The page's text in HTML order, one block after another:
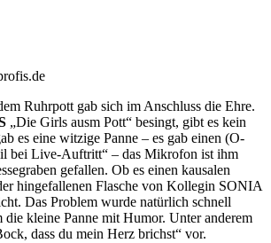
Ruhrpott gab sich im Anschluss die Ehre.
„Die Girls ausm Pott“ besingt, gibt es kein
es eine witzige Panne – es gab einen (O-
bei Live-Auftritt“ – das Mikrofon ist ihm
gefallen. Ob es einen kausalen
hingefallenen Flasche von Kollegin SONIA
Das Problem wurde natürlich schnell
kleine Panne mit Humor. Unter anderem
dass du mein Herz brichst“ vor.